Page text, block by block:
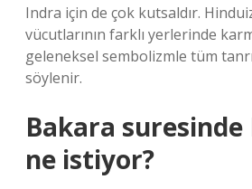
Indra için de çok kutsaldır.
vücutlarının farklı yerlerinde
geleneksel sembolizmle tüm
söylenir.
Bakara suresinde
ne istiyor?